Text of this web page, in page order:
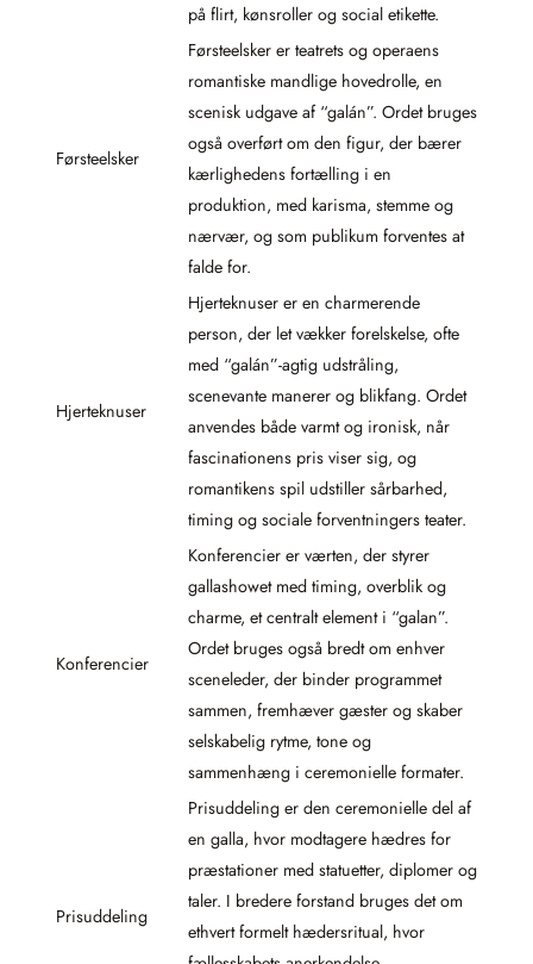
på flirt, kønsroller og social etikette.
Førsteelsker
Førsteelsker er teatrets og operaens
romantiske mandlige hovedrolle, en
scenisk udgave af “galán”. Ordet bruges
også overført om den figur, der bærer
kærlighedens fortælling i en
produktion, med karisma, stemme og
nærvær, og som publikum forventes at
falde for.
Hjerteknuser
Hjerteknuser er en charmerende
person, der let vækker forelskelse, ofte
med “galán”-agtig udstråling,
scenevante manerer og blikfang. Ordet
anvendes både varmt og ironisk, når
fascinationens pris viser sig, og
romantikens spil udstiller sårbarhed,
timing og sociale forventningers teater.
Konferencier
Konferencier er værten, der styrer
gallashowet med timing, overblik og
charme, et centralt element i “galan”.
Ordet bruges også bredt om enhver
sceneleder, der binder programmet
sammen, fremhæver gæster og skaber
selskabelig rytme, tone og
sammenhæng i ceremonielle formater.
Prisuddeling
Prisuddeling er den ceremonielle del af
en galla, hvor modtagere hædres for
præstationer med statuetter, diplomer og
taler. I bredere forstand bruges det om
ethvert formelt hædersritual, hvor